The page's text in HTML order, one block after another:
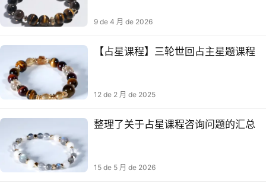
9 de 4 月 de 2026
【占星课程】三轮世‬回占主星‬题课程
12 de 2 月 de 2025
整理了关于占星课程咨询问题的汇总
15 de 5 月 de 2026